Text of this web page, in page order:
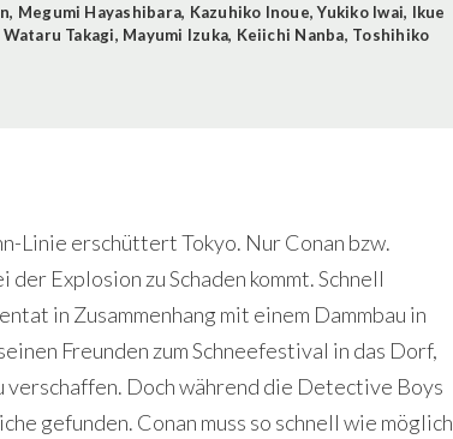
, Megumi Hayashibara, Kazuhiko Inoue,Yukiko Iwai, Ikue
Wataru Takagi, Mayumi Izuka, Keiichi Nanba, Toshihiko
Linie erschüttert Tokyo. Nur Conan bzw.
Explosion zu Schaden kommt. Schnell
in Zusammenhang mit einem Dammbau in
Freunden zum Schneefestival in das Dorf,
verschaffen. Doch während die Detective Boys
gefunden. Conan muss so schnell wie möglich